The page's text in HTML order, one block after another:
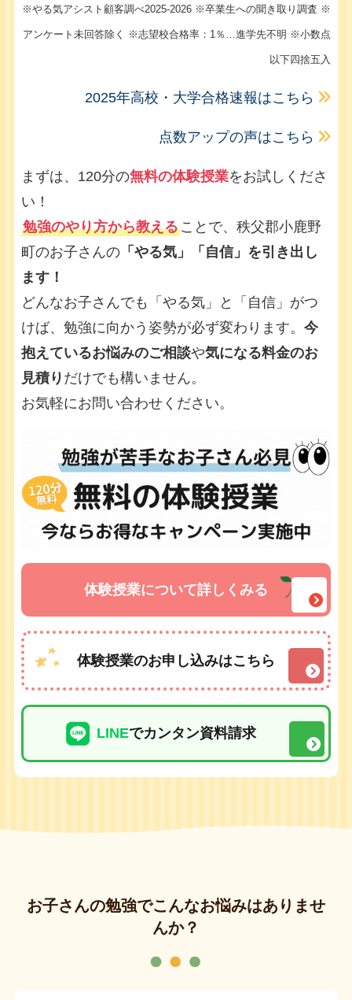
※やる気アシスト顧客調べ2025-2026 ※卒業生への聞き取り調査 ※
アンケート未回答除く ※志望校合格率：1％…進学先不明 ※小数点
以下四捨五入
2025年高校・大学合格速報はこちら
点数アップの声はこちら
まずは、120分の無料の体験授業をお試しくださ
い！
勉強のやり方から教えることで、秩父郡小鹿野
町のお子さんの「やる気」「自信」を引き出し
ます！
どんなお子さんでも「やる気」と「自信」がつ
けば、勉強に向かう姿勢が必ず変わります。 今
抱えているお悩みのご相談や気になる料金のお
見積り だけでも構いません。
お気軽にお問い合わせください。
体験授業について詳しくみる
体験授業のお申し込みはこちら
LINEでカンタン資料請求
お子さんの勉強でこんなお悩みはありませ
んか？